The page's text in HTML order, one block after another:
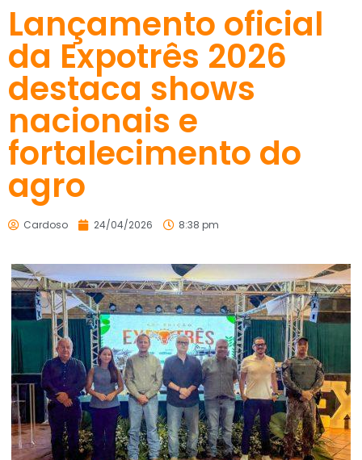
Lançamento oficial
da Expotrês 2026
destaca shows
nacionais e
fortalecimento do
agro
Cardoso 24/04/2026 8:38 pm